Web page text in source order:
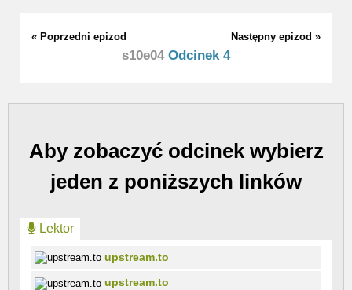
« Poprzedni epizod Następny epizod »
s10e04Odcinek 4
Aby zobaczyć odcinek wybierz
jeden z poniższych linków
Lektor
upstream.to
upstream.to